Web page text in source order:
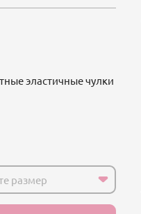
эластичные чулки
размер